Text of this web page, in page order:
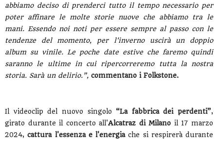
abbiamo deciso di prenderci tutto il tempo necessario per
poter affinare le molte storie nuove che abbiamo tra le
mani. Essendo noi noti per essere sempre al passo con le
tendenze del momento, per l'inverno uscirà un doppio
album su vinile. Le poche date estive che faremo quindi
saranno le ultime in cui ripercorreremo tutta la nostra
storia. Sarà un delirio.”, commentano i Folkstone.
Il videoclip del nuovo singolo “La fabbrica dei perdenti”,
girato durante il concerto all'Alcatraz di Milano il 17 marzo
2024,cattura l'essenza e l'energiache si respirerà durante